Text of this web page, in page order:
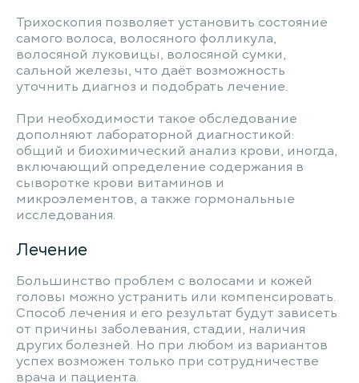
Трихоскопия позволяет установить состояние
самого волоса, волосяного фолликула,
волосяной луковицы, волосяной сумки,
сальной железы, что даёт возможность
уточнить диагноз и подобрать лечение.
При необходимости такое обследование
дополняют лабораторной диагностикой:
общий и биохимический анализ крови, иногда,
включающий определение содержания в
сыворотке крови витаминов и
микроэлементов, а также гормональные
исследования.
Лечение
Большинство проблем с волосами и кожей
головы можно устранить или компенсировать.
Способ лечения и его результат будут зависеть
от причины заболевания, стадии, наличия
других болезней. Но при любом из вариантов
успех возможен только при сотрудничестве
врача и пациента.